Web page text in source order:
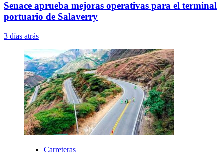
Senace aprueba mejoras operativas para el terminal
portuario de Salaverry
3 días atrás
Carreteras